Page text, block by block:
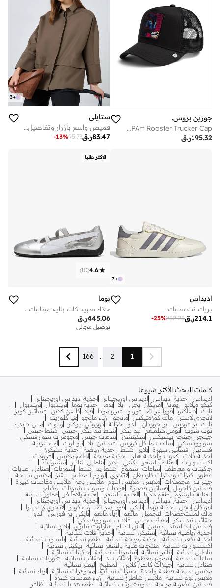
جورين بروس.
Goorin Bros. POPArt Rooster Trucker Cap
ر.ق195.32
+
3
ستايلي
قميص واسع بأزرار وتفاصيل ألواح
ر.ق83.47
95.73
-13%
+
7
اديداس
بريك نت سليك
ر.ق214.1
282.28
-25%
الأكثر طلبا
4.6
(
10
)
بوما
حذاء سبيد كات باليه ميتاليك للسيدات
ر.ق445.06
توصيل مجاني
1
2
...
166
كلمات البحث الأكثر شيوعا
اديداس احذية اديداس اديداس اوريجينالز
احذية اديداس اوريجينالز
كيكو ميلانو
إيفانز امريكان ايجل ايلا بوما احذية بوما ترينديول ترينديول
نايك ديفاكتو فورايفر 21 فوريو فيرو مودا فيلا كالفن كلاين فساتين كويز
لانجري لاسنزا
ماك كوزمتيكس مانجو ازياء مانجو
هيا كلوزيت
نايك اير فورس
اير جوردان الدو خزانة دوروثي بيركنز ريبوك مس جايديد
توب شوب تومي هيلفيغر تيد بيكر شنط تيد بيكر جيس
شنط جيس
جينجر
جينجر بيسيكس سكيتشرز ساعات جيس مجوهرات سوارفسكي
سواروفسكي
ساعات مايكل كورس فساتين ايلا نيو لوك أزياء عربية
فساتين
فساتين سهرة بلايز شنط احذية رياضة
احذية سنيكرز
احذية فلات كعوب واحذية هيلز احذية مريحة اطقم ملابس
افرولات
اكسسوارات
العناية بالشعر بكيني بلايز بناطيل تنانير
تيشيرتات
جاكيتات و معاطف
ساعات شموع شنط يد شنط شورتات صنادل
عبايات
عطور
كنزات وسترات كارديغان لانجري لوازم المطبخ ليقنز
ملابس سباحة
جينزات مجوهرات ملابس ملابس النوم ملابس بحر ملابس مقاسات كبيرة
فساتين كاجوال
فساتين قصيرة هوديات وسويت شيرتات مكياج
العناية بالبشرة أطقم هدايا العناية بالشعر العناية بالأظافر
عطور نسائية
أديداس أحذية أديداس أديداس أوريجينالز
أحذية أديداس أوريجينالز
أمريكان إيجل أحذية بوما نايكي فور إيفر 21 أزياء كويز
لانجري لا سينزا
ماك لمستحضرات التجميل مانغو أزياء مانغو نايكي اير فورس ألدو
حقائب تيد بيكر
حقائب جيس
قلادات سواروفسكي
فساتين ايلا ليمتد ايديشن
اتش اند ام شارلوت تيلبري بلايز نسائية
أحذية رياضية نسائية
سنيكرز نسائية أحذية فلات نسائية
أحذية بكعب نسائية أحذية مريحة نسائية أطقم نسائية بليسوت نسائية
اكسسوارات نسائية منتجات عناية بالشعر نسائية بيكيني نسائية
بناطيل نسائية تنانير نسائية تيشيرتات نسائية جاكيتات نسائية
ساعات نسائية
شموع معطرة حقائب يد حقائب نسائية
شورتات نسائية
صنادل نسائية جينزات كالفن كلاين المطبخ
ليقنز نسائية
ملابس سباحة قطعة واحدة جينزات نسائية مجوهرات نسائية أزياء نسائية
ملابس نوم نسائية ملابس شاطئ نسائية أزياء مقاسات كبيرة
فساتين عصرية مريحة
سويتشيرتات نسائية أطقم هدايا نسائية أظافر